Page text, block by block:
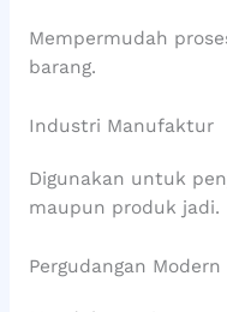
Mempermudah
barang.
Industri Manufaktur
Digunakan untuk
maupun produk jadi.
Pergudangan Modern